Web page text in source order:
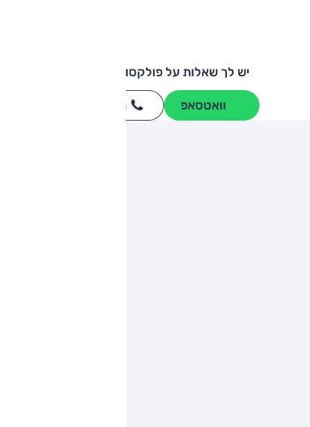
יש לך שאלות על פולקסווגן אמארוק?
וואטסאפ חייגו
מותגים מתחרים